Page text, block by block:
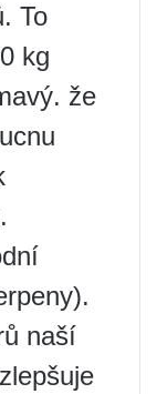
To
kg
že
naší